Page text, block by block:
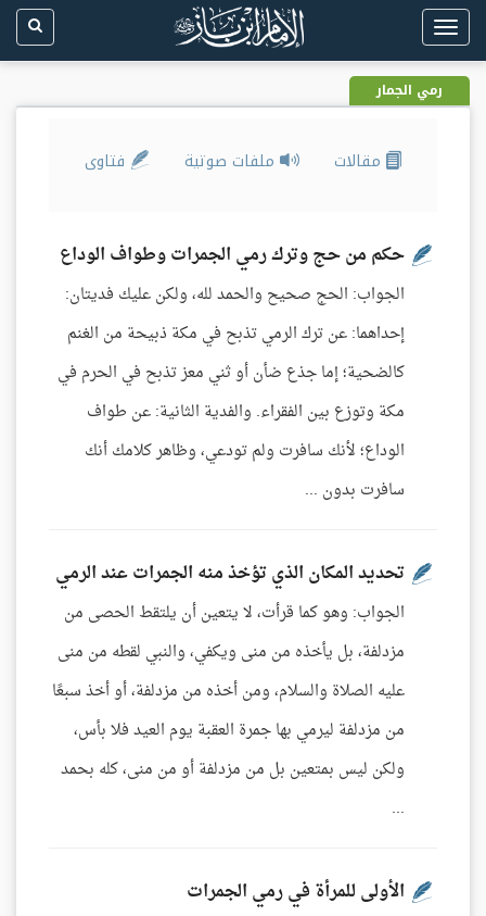
Toggle
navigation
رمي الجمار
مقالات ملفات صوتية فتاوى
حكم من حج وترك رمي الجمرات وطواف الوداع
الجواب: الحج صحيح والحمد لله، ولكن عليك فديتان:
إحداهما: عن ترك الرمي تذبح في مكة ذبيحة من الغنم
كالضحية؛ إما جذع ضأن أو ثني معز تذبح في الحرم في
مكة وتوزع بين الفقراء. والفدية الثانية: عن طواف
الوداع؛ لأنك سافرت ولم تودعي، وظاهر كلامك أنك
سافرت بدون ...
تحديد المكان الذي تؤخذ منه الجمرات عند الرمي
الجواب: وهو كما قرأت، لا يتعين أن يلتقط الحصى من
مزدلفة، بل يأخذه من منى ويكفي، والنبي لقطه من منى
عليه الصلاة والسلام، ومن أخذه من مزدلفة، أو أخذ سبعًا
من مزدلفة ليرمي بها جمرة العقبة يوم العيد فلا بأس،
ولكن ليس بمتعين بل من مزدلفة أو من منى، كله بحمد
...
الأولى للمرأة في رمي الجمرات